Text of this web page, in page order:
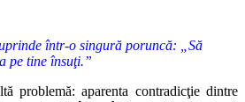
într-o singură poruncă: „Să
pe tine însuţi.”
problemă: aparenta contradicţie dintre